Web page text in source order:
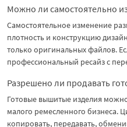
Можно ли самостоятельно
Самостоятельное изменение
плотность и конструкцию
только оригинальных файлов.
профессиональный ресайз с
Разрешено ли продавать
Готовые вышитые изделия
малого ремесленного бизнеса.
копировать, передавать,